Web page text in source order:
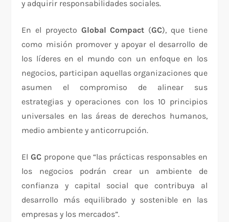
y adquirir responsabilidades sociales.
En el proyecto Global Compact (GC), que tiene
como misión promover y apoyar el desarrollo de
los líderes en el mundo con un enfoque en los
negocios, participan aquellas organizaciones que
asumen el compromiso de alinear sus
estrategias y operaciones con los 10 principios
universales en las áreas de derechos humanos,
medio ambiente y anticorrupción.
ElGC propone que “las prácticas responsables en
los negocios podrán crear un ambiente de
confianza y capital social que contribuya al
desarrollo más equilibrado y sostenible en las
empresas y los mercados”.